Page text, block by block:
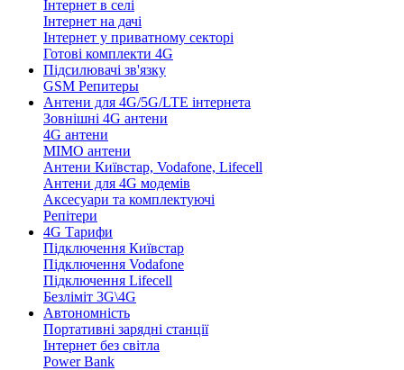
Інтернет в селі
Інтернет на дачі
Інтернет у приватному секторі
Готові комплекти 4G
Підсилювачі зв'язку
GSM Репитеры
Антени для 4G/5G/LTE інтернета
Зовнішні 4G антени
4G антени
MIMO антени
Антени Київстар, Vodafone, Lifecell
Антени для 4G модемів
Аксесуари та комплектуючі
Репітери
4G Тарифи
Підключення Київстар
Підключення Vodafone
Підключення Lifecell
Безліміт 3G\4G
Автономність
Портативні зарядні станції
Інтернет без світла
Power Bank